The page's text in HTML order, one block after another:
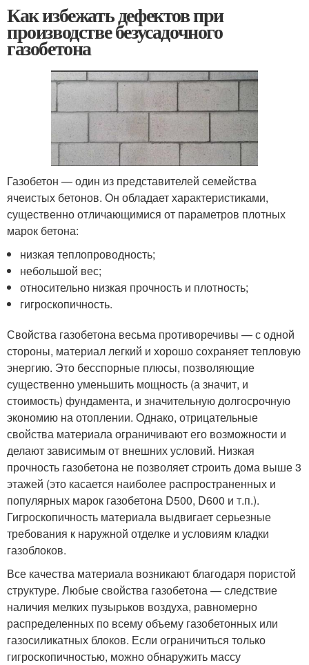
Как избежать дефектов при
производстве безусадочного
газобетона
Газобетон — один из представителей семейства
ячеистых бетонов. Он обладает характеристиками,
существенно отличающимися от параметров плотных
марок бетона:
низкая теплопроводность;
небольшой вес;
относительно низкая прочность и плотность;
гигроскопичность.
Свойства газобетона весьма противоречивы — с одной
стороны, материал легкий и хорошо сохраняет тепловую
энергию. Это бесспорные плюсы, позволяющие
существенно уменьшить мощность (а значит, и
стоимость) фундамента, и значительную долгосрочную
экономию на отоплении. Однако, отрицательные
свойства материала ограничивают его возможности и
делают зависимым от внешних условий. Низкая
прочность газобетона не позволяет строить дома выше 3
этажей (это касается наиболее распространенных и
популярных марок газобетона D500, D600 и т.п.).
Гигроскопичность материала выдвигает серьезные
требования к наружной отделке и условиям кладки
газоблоков.
Все качества материала возникают благодаря пористой
структуре. Любые свойства газобетона — следствие
наличия мелких пузырьков воздуха, равномерно
распределенных по всему объему газобетонных или
газосиликатных блоков. Если ограничиться только
гигроскопичностью, можно обнаружить массу